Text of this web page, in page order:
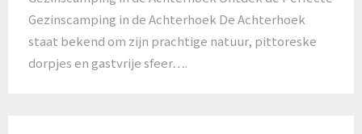
Gezinscamping in de Achterhoek De Achterhoek
staat bekend om zijn prachtige natuur, pittoreske
dorpjes en gastvrije sfeer….